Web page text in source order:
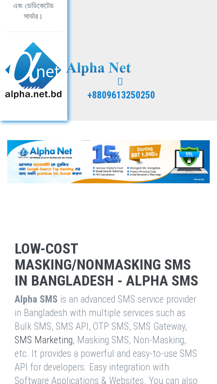
এবং ডেডিকেটেড
সার্ভার।
+8809613250250
LOW-COST
MASKING/NONMASKING SMS
IN BANGLADESH - ALPHA SMS
Alpha SMS is an advanced SMS service provider
in Bangladesh with multiple services such as
Bulk SMS, SMS API, OTP SMS, SMS Gateway,
SMS Marketing, Masking SMS, Non-Masking,
etc. It provides a powerful and easy-to-use SMS
API for developers. Easy integration with
Software Applications & Websites. You can also